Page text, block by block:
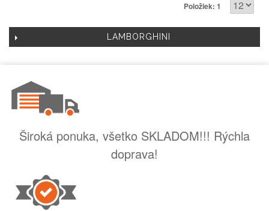
Položiek: 1
LAMBORGHINI
Široká ponuka, všetko SKLADOM!!! Rýchla
doprava!